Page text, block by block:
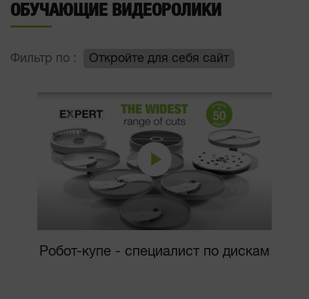
ОБУЧАЮЩИЕ ВИДЕОРОЛИКИ
Фильтр по : Откройте для себя сайт
Робот-купе - специалист по дискам